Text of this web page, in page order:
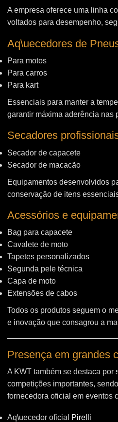
A empresa oferece uma linha
voltados para desempenho,
Aq\uecedores de
Para motos
Para carros
Para kart
Essenciais para manter a
garantir máxima aderência nas
Secadores
Secador de capacete
Secador de macacão
Equipamentos desenvolvidos
conservação de itens
Acessórios e
Bag para capacete
Cavalete de moto
Tapetes personalizados
Segunda pele técnica
Capa de moto
Extensões de cabos
Todos os produtos seguem o
e inovação que consagrou a
Presença em grandes
A KWT também se destaca por
competições importantes,
fornecedora oficial em eventos
Aq\uecedor oficial
Pirelli